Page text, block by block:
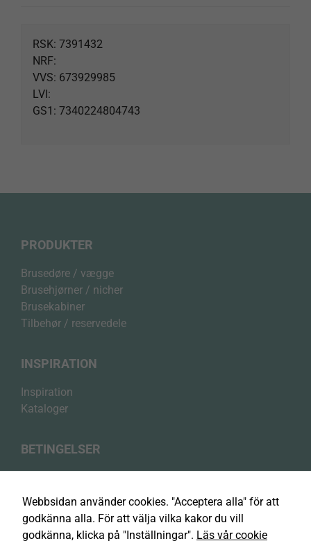
RSK: 7391432
NRF:
VVS: 673929985
LVI:
GS1: 7340224804743
PRODUKTER
Brusedøre / vægge
Brusehjørner / nicher
Brusekabiner
Tilbehør / reservedele
INSPIRATION
Inspiration
Kataloger
BETINGELSER
Cookiepolitik
Handelsbetingelser
Webbsidan använder cookies. "Acceptera alla" för att
godkänna alla. För att välja vilka kakor du vill
godkänna, klicka på "Inställningar". Läs vår cookie